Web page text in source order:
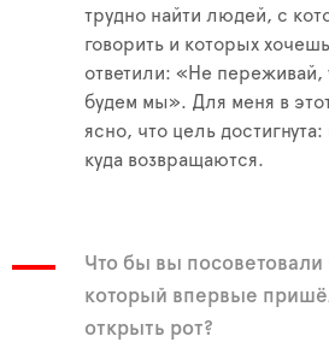
трудно найти людей, с
говорить и которых
ответили: «Не переживай,
будем мы». Для меня в
ясно, что цель
куда возвращаются.
Что бы вы посоветовали
который впервые
открыть рот?